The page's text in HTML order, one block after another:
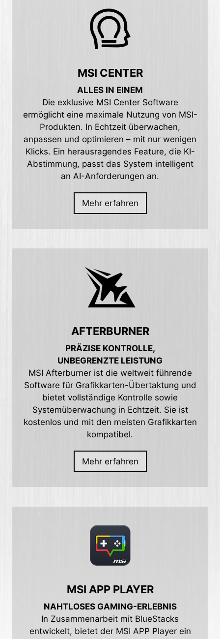
MSI CENTER
ALLES IN EINEM
Die exklusive MSI Center Software
ermöglicht eine maximale Nutzung von MSI-
Produkten. In Echtzeit überwachen,
anpassen und optimieren – mit nur wenigen
Klicks. Ein herausragendes Feature, die KI-
Abstimmung, passt das System intelligent
an AI-Anforderungen an.
Mehr erfahren
AFTERBURNER
PRÄZISE KONTROLLE,
UNBEGRENZTE LEISTUNG
MSI Afterburner ist die weltweit führende
Software für Grafikkarten-Übertaktung und
bietet vollständige Kontrolle sowie
Systemüberwachung in Echtzeit. Sie ist
kostenlos und mit den meisten Grafikkarten
kompatibel.
Mehr erfahren
MSI APP PLAYER
NAHTLOSES GAMING-ERLEBNIS
In Zusammenarbeit mit BlueStacks
entwickelt, bietet der MSI APP Player ein